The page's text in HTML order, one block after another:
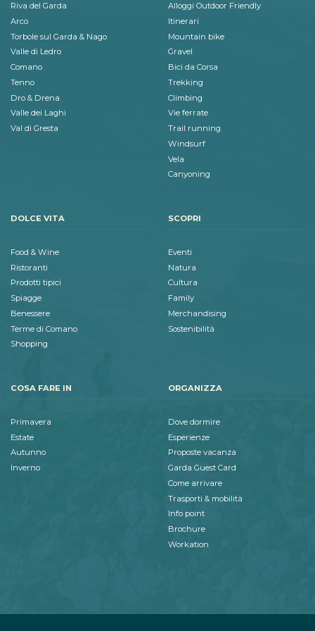
Riva del Garda
Arco
Torbole sul Garda & Nago
Valle di Ledro
Comano
Tenno
Dro & Drena
Valle dei Laghi
Val di Gresta
Alloggi Outdoor Friendly
Itinerari
Mountain bike
Gravel
Bici da Corsa
Trekking
Climbing
Vie ferrate
Trail running
Windsurf
Vela
Canyoning
DOLCE VITA
Food & Wine
Ristoranti
Prodotti tipici
Spiagge
Benessere
Terme di Comano
Shopping
SCOPRI
Eventi
Natura
Cultura
Family
Merchandising
Sostenibilità
COSA FARE IN
Primavera
Estate
Autunno
Inverno
ORGANIZZA
Dove dormire
Esperienze
Proposte vacanza
Garda Guest Card
Come arrivare
Trasporti & mobilità
Info point
Brochure
Workation